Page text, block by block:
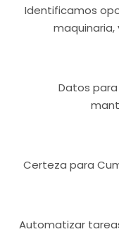
Identificamos
maquinaria,
Datos
Certeza para
Automatizar